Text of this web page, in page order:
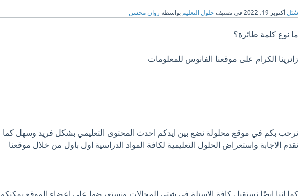
سُئل أكتوبر 19، 2022 في تصنيف حلول التعليم بواسطة روان محسن
ما نوع كلمة طائرة؟
زائرينا الكرام على موقعنا الفانوس للمعلومات
نرحب بكم في موقع محلولة نضع بين ايدكم احدث المحتوى التعليمي بشكل فريد وسهل كما
نقدم الاجابة واستعراض الحلول التعليمية لكافة المواد الدراسية اول باول من خلال موقعنا
كما اننا ايضًا نستقبل كافة الاسئلة في شتى المجالات ونستعرضها على اعضاء الموقع يمكنكم